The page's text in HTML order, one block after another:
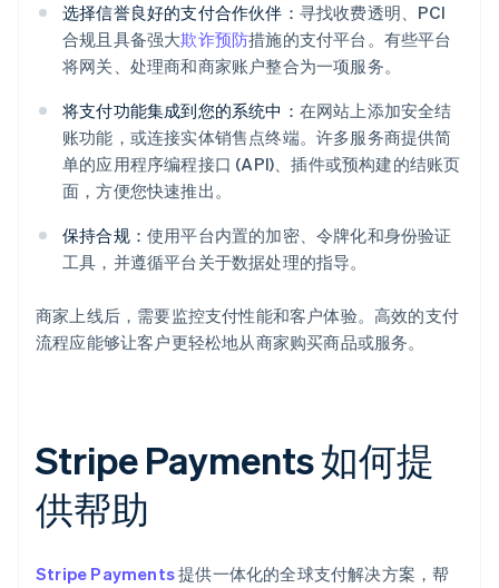
选择信誉良好的支付合作伙伴： 寻找收费透明、PCI
合规且具备强大欺诈预防措施的支付平台。有些平台
将网关、处理商和商家账户整合为一项服务。
将支付功能集成到您的系统中： 在网站上添加安全结
账功能，或连接实体销售点终端。许多服务商提供简
单的应用程序编程接口 (API)、插件或预构建的结账页
面，方便您快速推出。
保持合规： 使用平台内置的加密、令牌化和身份验证
工具，并遵循平台关于数据处理的指导。
商家上线后，需要监控支付性能和客户体验。高效的支付
流程应能够让客户更轻松地从商家购买商品或服务。
Stripe Payments 如何提
供帮助
Stripe Payments提供一体化的全球支付解决方案，帮